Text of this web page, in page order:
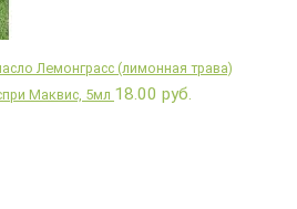
Лемонграсс (лимонная трава)
Маквис, 5мл 18.00 руб.